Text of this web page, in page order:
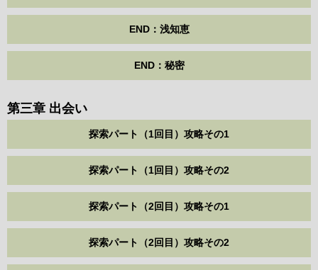
END：浅知恵
END：秘密
第三章 出会い
探索パート（1回目）攻略その1
探索パート（1回目）攻略その2
探索パート（2回目）攻略その1
探索パート（2回目）攻略その2